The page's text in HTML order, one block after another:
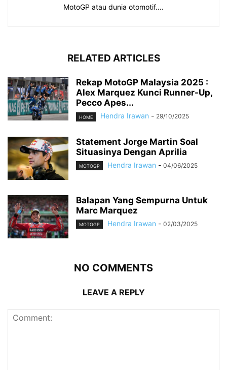
MotoGP atau dunia otomotif....
RELATED ARTICLES
Rekap MotoGP Malaysia 2025 :
Alex Marquez Kunci Runner-Up,
Pecco Apes...
HOME Hendra Irawan - 29/10/2025
Statement Jorge Martin Soal
Situasinya Dengan Aprilia
MOTOGP Hendra Irawan - 04/06/2025
Balapan Yang Sempurna Untuk
Marc Marquez
MOTOGP Hendra Irawan - 02/03/2025
NO COMMENTS
LEAVE A REPLY